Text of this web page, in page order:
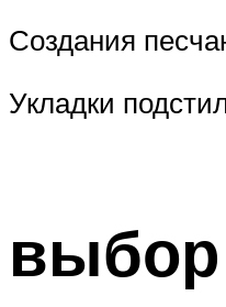
Создания
Укладки
выбор